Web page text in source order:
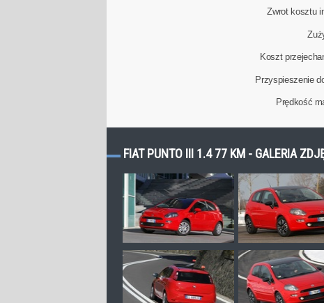
Zwrot kosztu
Koszt
Przyspieszenie
Prędkość
FIAT PUNTO III 1.4 77 KM - GALERIA